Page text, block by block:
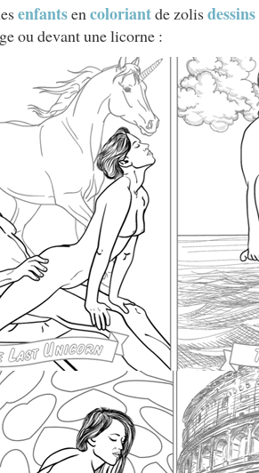
enfantsen coloriantde zolisdessins
ou devant une licorne :